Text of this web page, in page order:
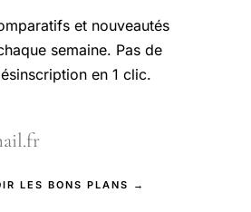
et nouveautés
semaine. Pas de
en 1 clic.
LES BONS PLANS →